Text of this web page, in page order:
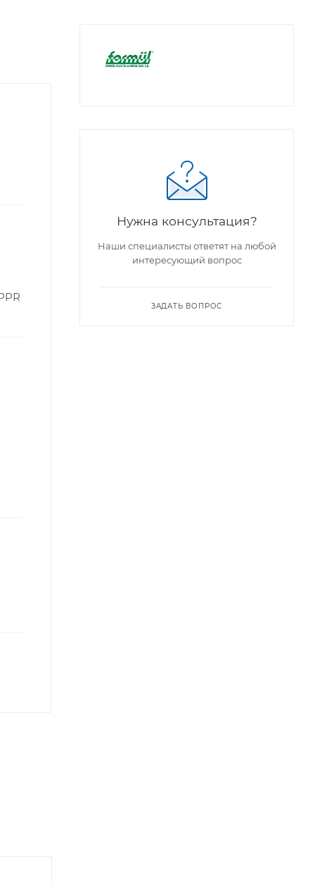
Нужна консультация?
Наши специалисты ответят на любой
интересующий вопрос
ЗАДАТЬ ВОПРОС